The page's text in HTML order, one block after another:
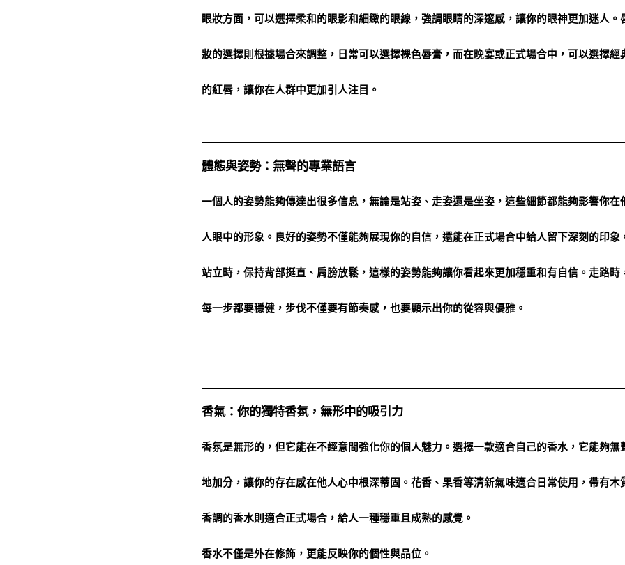
眼妝方面，可以選擇柔和的眼影和細緻的眼線，強調眼睛的深邃感，讓你的眼神更加迷人。
妝的選擇則根據場合來調整，日常可以選擇裸色唇膏，而在晚宴或正式場合中，可以選擇經
的紅唇，讓你在人群中更加引人注目。
體態與姿勢：無聲的專業語言
一個人的姿勢能夠傳達出很多信息，無論是站姿、走姿還是坐姿，這些細節都能夠影響你在
人眼中的形象。良好的姿勢不僅能夠展現你的自信，還能在正式場合中給人留下深刻的印象
站立時，保持背部挺直、肩膀放鬆，這樣的姿勢能夠讓你看起來更加穩重和有自信。走路時
每一步都要穩健，步伐不僅要有節奏感，也要顯示出你的從容與優雅。
香氣：你的獨特香氛，無形中的吸引力
香氛是無形的，但它能在不經意間強化你的個人魅力。選擇一款適合自己的香水，它能夠無
地加分，讓你的存在感在他人心中根深蒂固。花香、果香等清新氣味適合日常使用，帶有木
香調的香水則適合正式場合，給人一種穩重且成熟的感覺。
香水不僅是外在修飾，更能反映你的個性與品位。